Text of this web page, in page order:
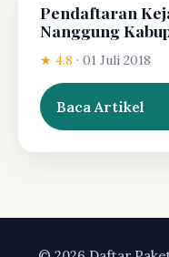
Pendaftaran
Nanggung
★ 4.8 · 01 Juli 2018
Baca Artikel